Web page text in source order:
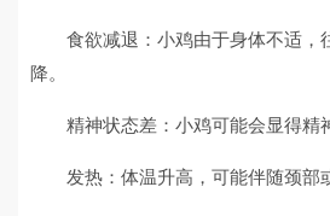
食欲减退：小鸡由于身体不适，
降。
精神状态差：小鸡可能会显得精
发热：体温升高，可能伴随颈部